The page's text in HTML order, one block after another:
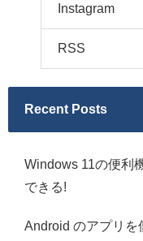
Instagram
RSS
Recent Posts
Windows 11の便利
できる!
Android のアプリを